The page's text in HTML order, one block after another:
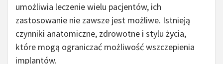
umożliwia leczenie wielu pacjentów, ich
zastosowanie nie zawsze jest możliwe. Istnieją
czynniki anatomiczne, zdrowotne i stylu życia,
które mogą ograniczać możliwość wszczepienia
implantów.